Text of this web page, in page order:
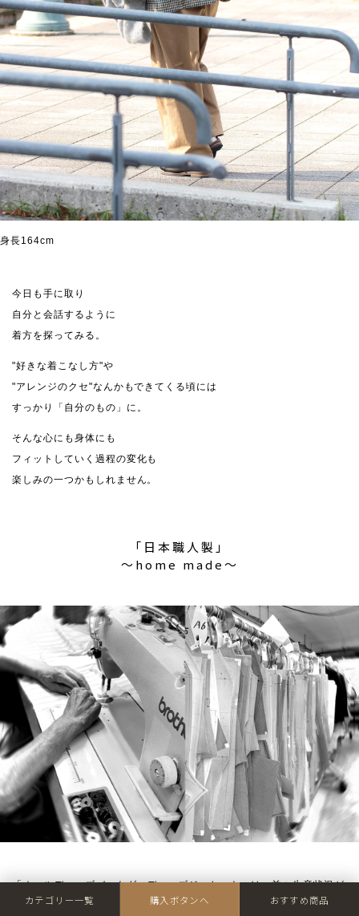
身長164cm
今日も手に取り
自分と会話するように
着方を探ってみる。
"好きな着こなし方"や
"アレンジのクセ"なんかもできてくる頃には
すっかり「自分のもの」に。
そんな心にも身体にも
フィットしていく過程の変化も
楽しみの一つかもしれません。
「日本職人製」
〜home made〜
「オールディーズバットグッディーズジャケット」は、益々生産状況が
厳しくなる“純国産”アイテムです。
カテゴリー一覧 購入ボタンへ おすすめ商品